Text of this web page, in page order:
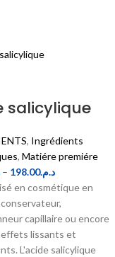
salicylique
, Ingrédients
, Matiére premiére
– د.م.198.00
en cosmétique en
capillaire ou encore
lissants et
L'acide salicylique